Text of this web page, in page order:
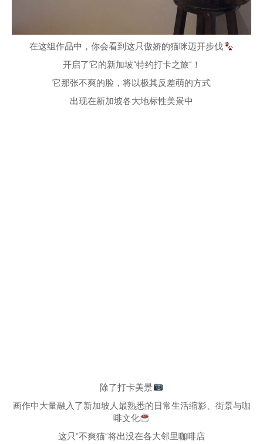
在这组作品中，你会看到这只傲娇的猫咪迈开步伐
开启了它的新加坡“特约打卡之旅”！
它那张不爽的脸，将以极其反差萌的方式
出现在新加坡各大地标性美景中
除了打卡美景
画作中大量融入了新加坡人最熟悉的日常生活缩影、街景与咖
啡文化
这只“不爽猫”将出没在各大邻里咖啡店